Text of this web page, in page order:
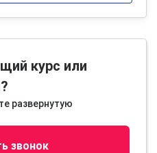
курс или
развернутую
звонок